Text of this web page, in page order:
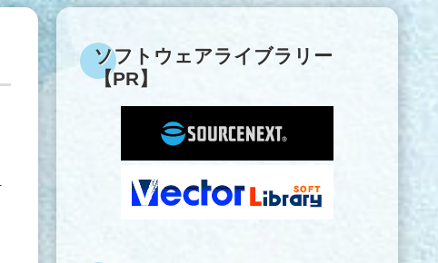
ソフトウェアライブラリー
【PR】